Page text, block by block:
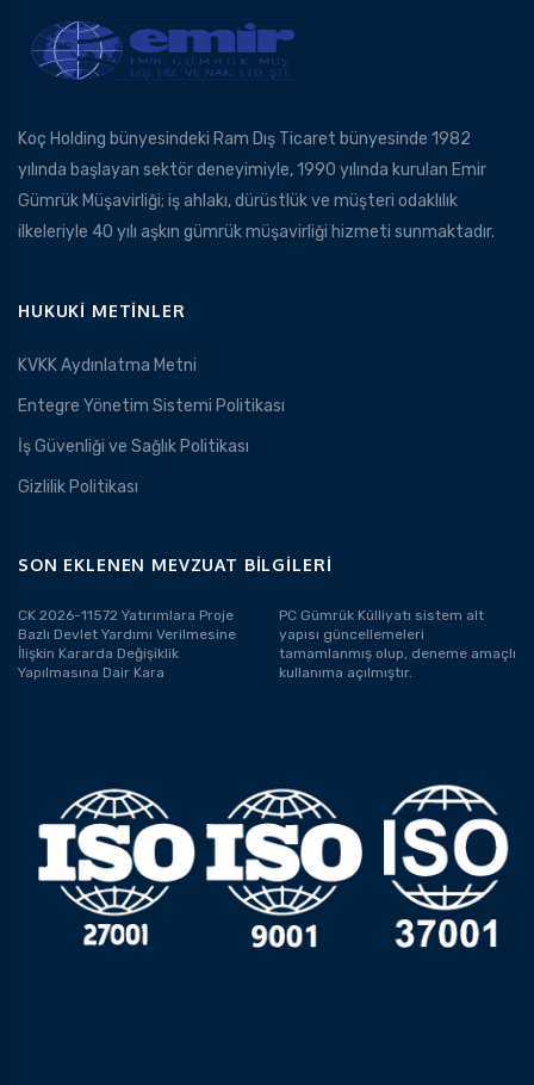
Koç Holding bünyesindeki Ram Dış Ticaret bünyesinde 1982
yılında başlayan sektör deneyimiyle, 1990 yılında kurulan Emir
Gümrük Müşavirliği; iş ahlakı, dürüstlük ve müşteri odaklılık
ilkeleriyle 40 yılı aşkın gümrük müşavirliği hizmeti sunmaktadır.
HUKUKI METINLER
KVKK Aydınlatma Metni
Entegre Yönetim Sistemi Politikası
İş Güvenliği ve Sağlık Politikası
Gizlilik Politikası
SON EKLENEN MEVZUAT BILGILERI
CK 2026-11572 Yatırımlara Proje
Bazlı Devlet Yardımı Verilmesine
İlişkin Kararda Değişiklik
Yapılmasına Dair Kara
PC Gümrük Külliyatı sistem alt
yapısı güncellemeleri
tamamlanmış olup, deneme amaçlı
kullanıma açılmıştır.